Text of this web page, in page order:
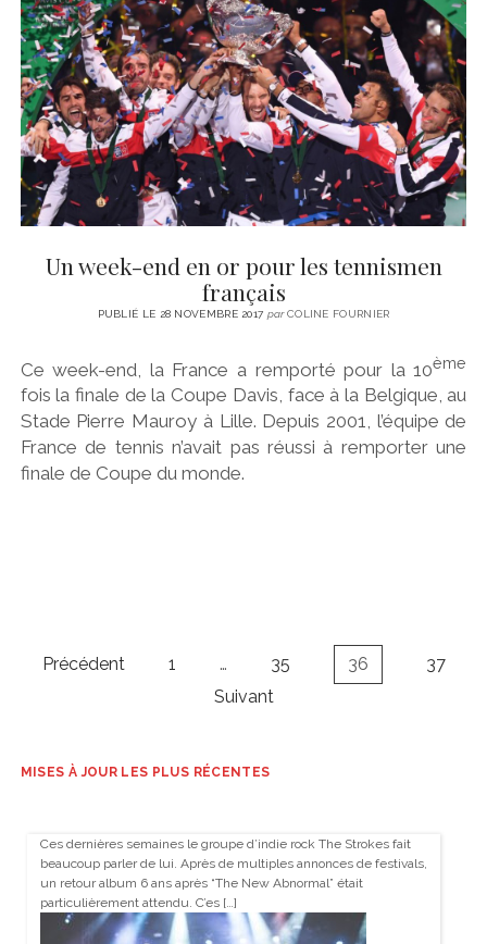
Un week-end en or pour les tennismen
français
PUBLIÉ LE 28 NOVEMBRE 2017 parCOLINE FOURNIER
Ce week-end, la France a remporté pour la 10ème
fois la finale de la Coupe Davis, face à la Belgique, au
Stade Pierre Mauroy à Lille. Depuis 2001, l’équipe de
France de tennis n’avait pas réussi à remporter une
finale de Coupe du monde.
Navigation
Précédent 1 … 35 36
37
Suivant
MISES À JOUR LES PLUS RÉCENTES
Ces dernières semaines le groupe d’indie rock The Strokes fait
beaucoup parler de lui. Après de multiples annonces de festivals,
un retour album 6 ans après “The New Abnormal” était
particulièrement attendu. C’es […]